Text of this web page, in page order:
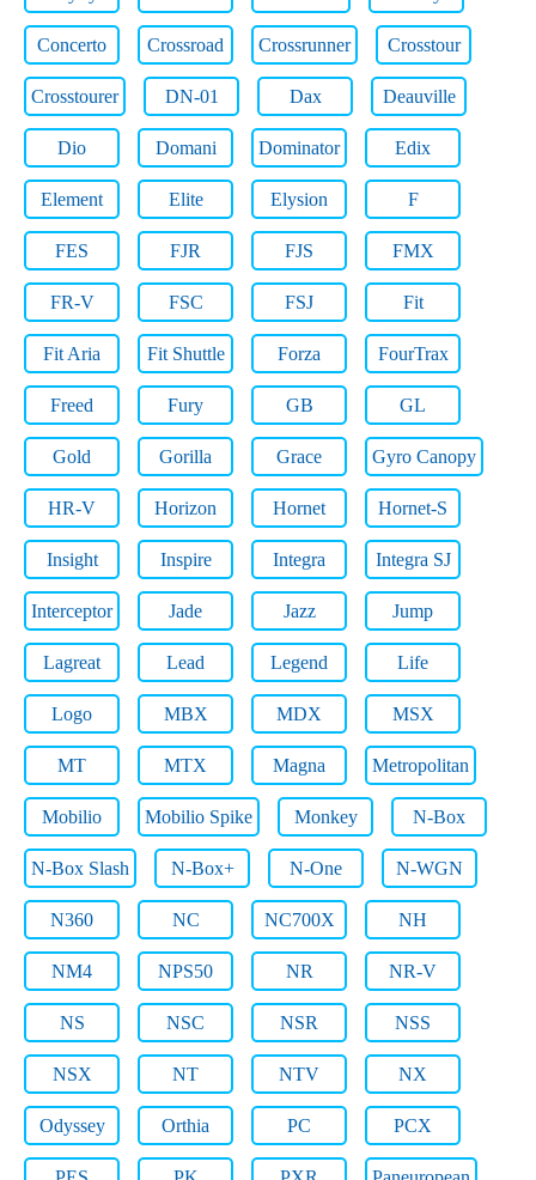
Concerto Crossroad Crossrunner Crosstour
Crosstourer DN-01 Dax Deauville
Dio Domani Dominator Edix
Element Elite Elysion F
FES FJR FJS FMX
FR-V FSC FSJ Fit
Fit Aria Fit Shuttle Forza FourTrax
Freed Fury GB GL
Gold Gorilla Grace Gyro Canopy
HR-V Horizon Hornet Hornet-S
Insight Inspire Integra Integra SJ
Interceptor Jade Jazz Jump
Lagreat Lead Legend Life
Logo MBX MDX MSX
MT MTX Magna Metropolitan
Mobilio Mobilio Spike Monkey N-Box
N-Box Slash N-Box+ N-One N-WGN
N360 NC NC700X NH
NM4 NPS50 NR NR-V
NS NSC NSR NSS
NSX NT NTV NX
Odyssey Orthia PC PCX